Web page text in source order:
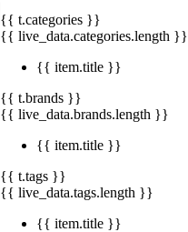
{{ t.categories }}
{{ live_data.categories.length }}
{{ item.title }}
{{ t.brands }}
{{ live_data.brands.length }}
{{ item.title }}
{{ t.tags }}
{{ live_data.tags.length }}
{{ item.title }}